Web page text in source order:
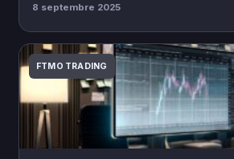
8 septembre 2025
FTMO TRADING